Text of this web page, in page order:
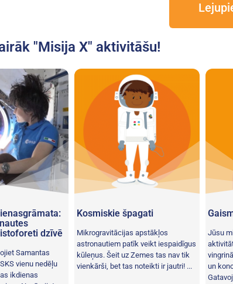
"Misija X" aktivitāšu!
dzīvē
Samantas
vienu nedēļu
ikdienas
Kosmiskie špagati
Mikrogravitācijas apstākļos
astronautiem patīk veikt iespaidīgus
kūleņus. Šeit uz Zemes tas nav tik
vienkārši, bet tas noteikti ir jautri! ...
Jūsu
un